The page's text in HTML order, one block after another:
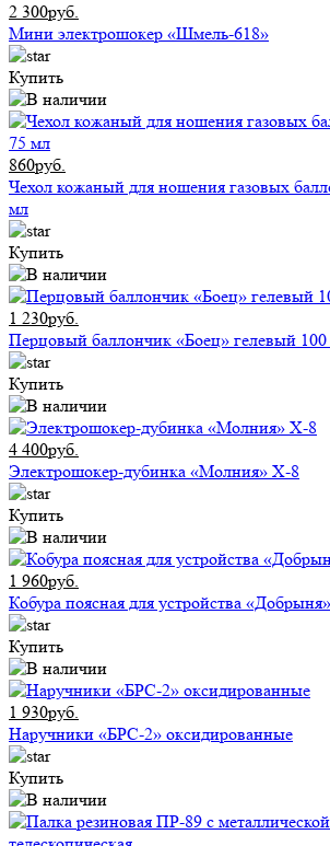
2 300руб.
Мини электрошокер «Шмель-618»
Купить
860руб.
Чехол кожаный для ношения газовых
мл
Купить
1 230руб.
Перцовый баллончик «Боец» гелевый
Купить
4 400руб.
Электрошокер-дубинка «Молния» Х-8
Купить
1 960руб.
Кобура поясная для устройства
Купить
1 930руб.
Наручники «БРС-2» оксидированные
Купить